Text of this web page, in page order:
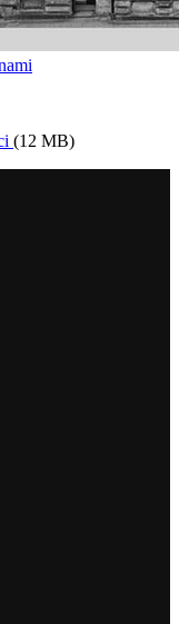
(12 MB)